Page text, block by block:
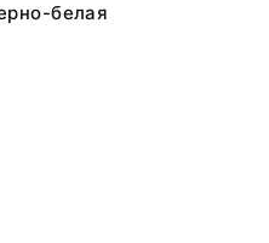
белая